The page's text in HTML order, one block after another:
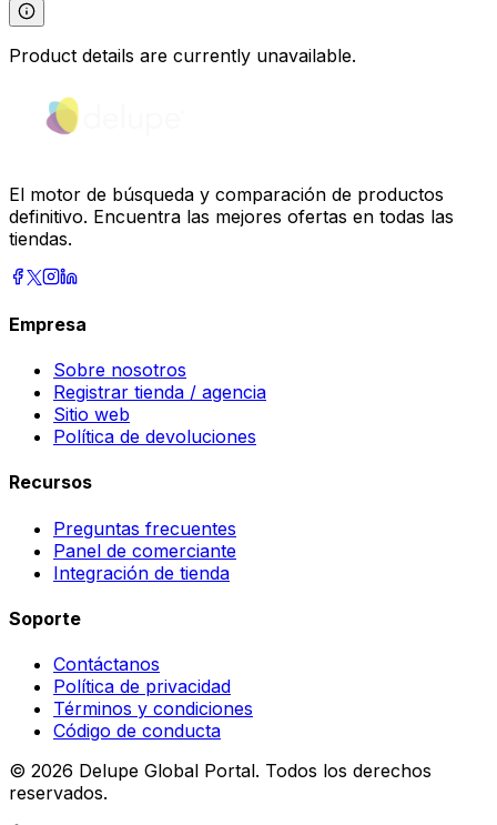
Product details are currently unavailable.
El motor de búsqueda y comparación de productos
definitivo. Encuentra las mejores ofertas en todas las
tiendas.
Empresa
Sobre nosotros
Registrar tienda / agencia
Sitio web
Política de devoluciones
Recursos
Preguntas frecuentes
Panel de comerciante
Integración de tienda
Soporte
Contáctanos
Política de privacidad
Términos y condiciones
Código de conducta
© 2026 Delupe Global Portal. Todos los derechos
reservados.